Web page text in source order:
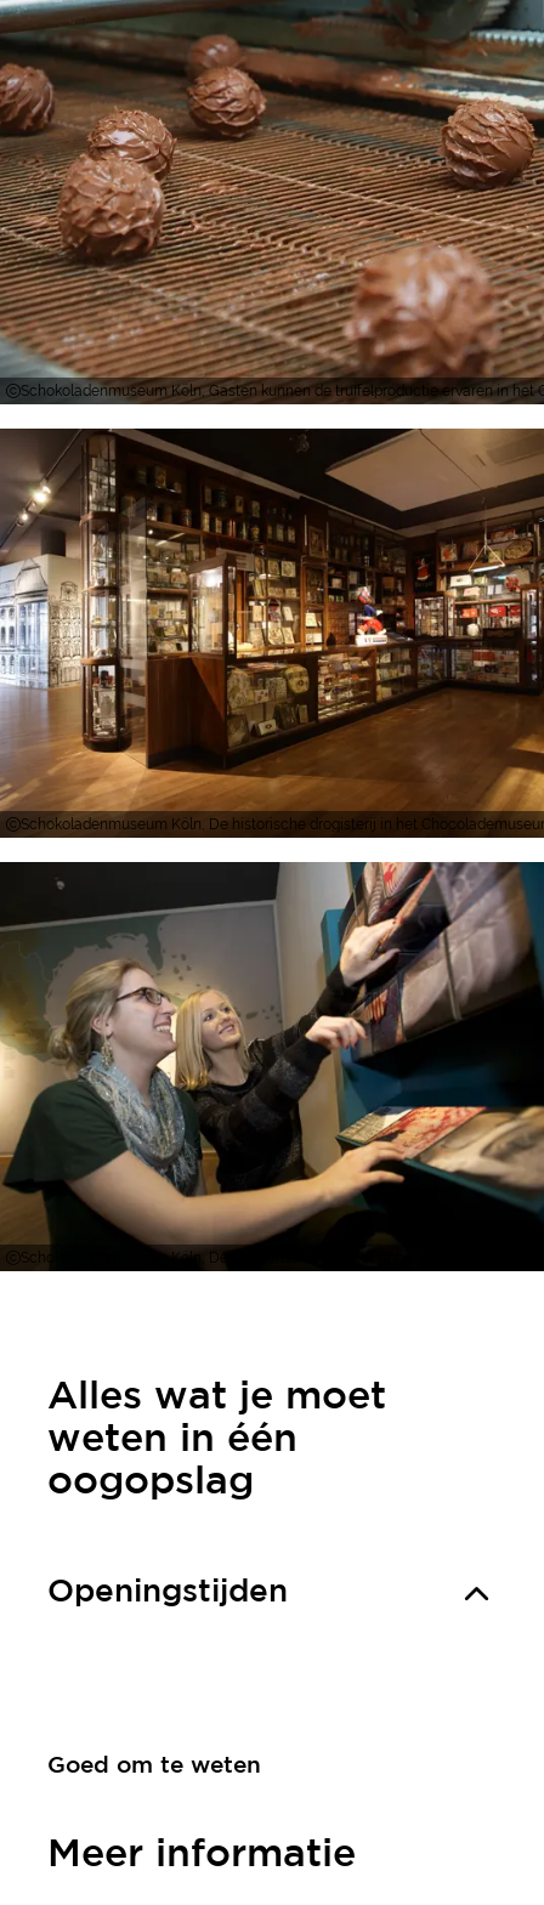
Schokoladenmuseum Köln, Gasten kunnen de truffelproductie ervaren in het
Schokoladenmuseum Köln, De historische drogisterij in het
Schokoladenmuseum Köln, De tentoonstelling in het Chocolademuseum in
Alles wat je moet
weten in één
oogopslag
Openingstijden
Goed om te weten
Meer informatie